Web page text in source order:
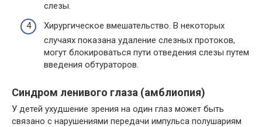
слезы.
Хирургическое вмешательство. В некоторых
случаях показана удаление слезных протоков,
могут блокироваться пути отведения слезы путем
введения обтураторов.
Синдром ленивого глаза (амблиопия)
У детей ухудшение зрения на один глаз может быть
связано с нарушениями передачи импульса полушариям